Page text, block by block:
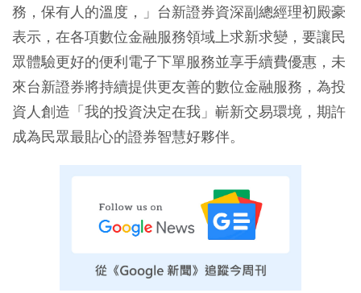
務，保有人的溫度，」台新證券資深副總經理初殿豪
表示，在各項數位金融服務領域上求新求變，要讓民
眾體驗更好的便利電子下單服務並享手續費優惠，未
來台新證券將持續提供更友善的數位金融服務，為投
資人創造「我的投資決定在我」嶄新交易環境，期許
成為民眾最貼心的證券智慧好夥伴。